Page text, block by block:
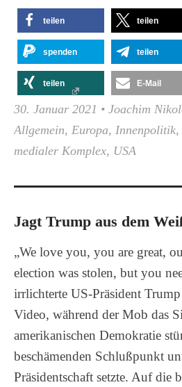
teilen teilen
spenden teilen
teilen E-Mail
30. Januar 2021 • Joachim
Allgemein, Europa, Innenpolitik,
medialer Komplex, USA
Jagt Trump aus dem
„We love you, you are great,
election was stolen, but you
irrlichterte US-Präsident
Video, während der Mob das
amerikanischen Demokratie
beschämenden Schlußpunkt
Präsidentschaft setzte. Auf die